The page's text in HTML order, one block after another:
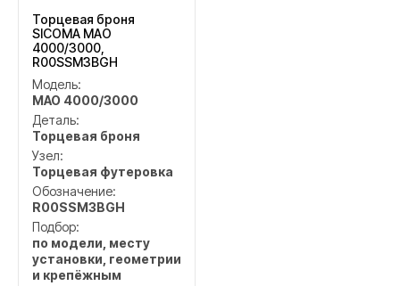
Торцевая броня
SICOMA MAO
4000/3000,
R00SSM3BGH
Модель:
MAO 4000/3000
Деталь:
Торцевая броня
Узел:
Торцевая футеровка
Обозначение:
R00SSM3BGH
Подбор:
по модели, месту
установки, геометрии
и крепёжным